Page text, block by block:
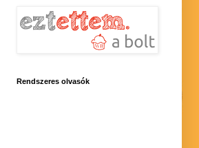
Rendszeres olvasók